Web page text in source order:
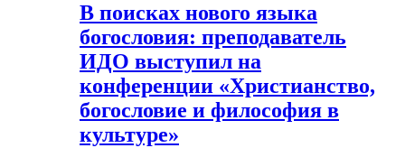
В поисках нового языка
богословия: преподаватель
ИДО выступил на
конференции «Христианство,
богословие и философия в
культуре»